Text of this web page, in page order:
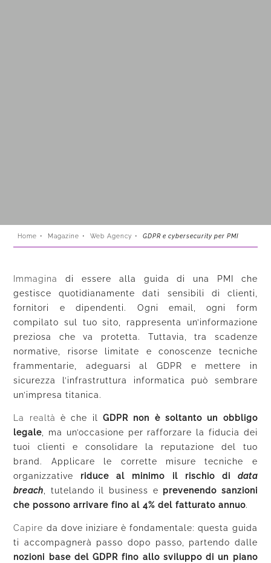
Home • Magazine • Web Agency • GDPR e cybersecurity per PMI
Immagina
di essere alla guida di una PMI che
gestisce quotidianamente dati sensibili di clienti,
fornitori e dipendenti. Ogni email, ogni form
compilato sul tuo sito, rappresenta un’informazione
preziosa che va protetta. Tuttavia, tra scadenze
normative, risorse limitate e conoscenze tecniche
frammentarie, adeguarsi al GDPR e mettere in
sicurezza l’infrastruttura informatica può sembrare
un’impresa titanica.
La realtà è che ilGDPR non è soltanto un obbligo
legale, ma un’occasione per rafforzare la fiducia dei
tuoi clienti e consolidare la reputazione del tuo
brand. Applicare le corrette misure tecniche e
organizzative riduce al minimo il rischio di
data
breach, tutelando il business e prevenendo sanzioni
che possono arrivare fino al 4% del fatturato annuo.
Capire da dove iniziare è fondamentale: questa guida
ti accompagnerà passo dopo passo, partendo dalle
nozioni base del GDPR fino allo sviluppo di un piano